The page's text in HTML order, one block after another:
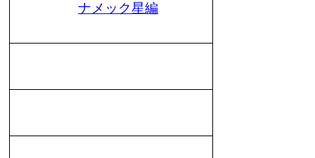
ナメック星編